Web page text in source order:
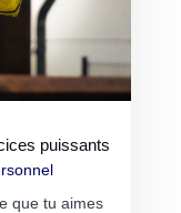
puissants
que tu aimes